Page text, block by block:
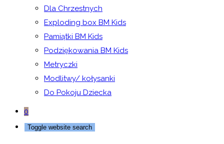
Dla Chrzestnych
Exploding box BM Kids
Pamiątki BM Kids
Podziękowania BM Kids
Metryczki
Modlitwy/ kołysanki
Do Pokoju Dziecka
0
Toggle website search